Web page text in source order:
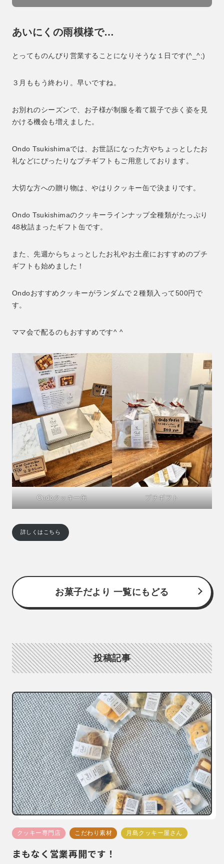
あいにくの雨模様で…
とってものんびり営業することになりそうな１日です(^_^;)
３月ももう終わり。早いですね。
お別れのシーズンで、お子様が制服を着て親子で歩く姿を見
かける機会も増えました。
Ondo Tsukishimaでは、お世話になった方やちょっとしたお
礼などにぴったりなプチギフトもご用意しております。
大切な方への贈り物は、やはりクッキー缶で決まりです。
Ondo Tsukishimaのクッキーラインナップ全種類がたっぷり
48枚詰まったギフト缶です。
また、先週からちょっとしたお礼やお土産におすすめのプチ
ギフトも始めました！
Ondoおすすめクッキーがランダムで２種類入って500円で
す。
ママ会で配るのもおすすめです^ ^
Ondoクッキー缶 プチギフト
詳しくはこちら
お菓子だより 一覧にもどる
投稿記事
クッキー専門店 こだわり素材 月島クッキー屋さん
まもなく営業再開です！